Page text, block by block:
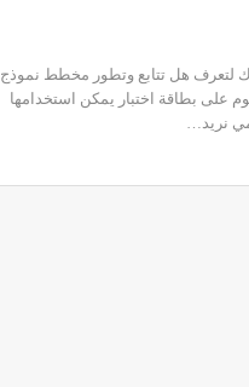
لتعرف هل تتابع وتطور مخطط نموذج
على بطاقة اختبار يمكن استخدامها
نريد…